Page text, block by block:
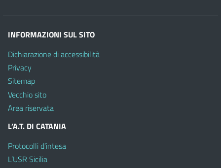
INFORMAZIONI SUL SITO
Dichiarazione di accessibilità
Privacy
Sitemap
Vecchio sito
Area riservata
L’A.T. DI CATANIA
Protocolli d’intesa
L’USR Sicilia